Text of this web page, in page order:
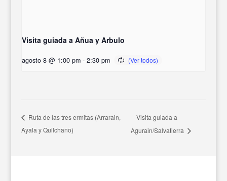
Visita guiada a Añua y Arbulo
agosto 8 @ 1:00 pm - 2:30 pm
Ruta de las tres ermitas (Arrarain,
Ayala y Quilchano)
Visita guiada a
Agurain/Salvatierra